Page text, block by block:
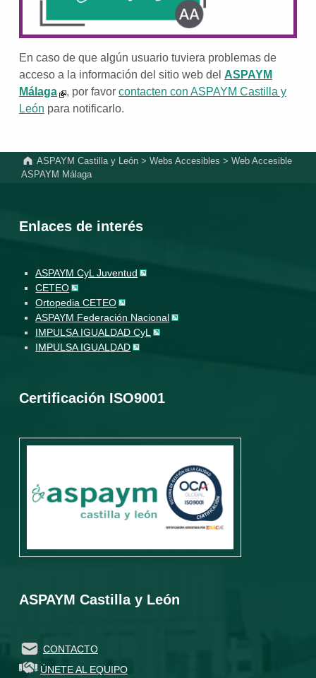
En caso de que algún usuario tuviera problemas de
acceso a la información del sitio web del ASPAYM
Málaga
, por favor contacten con ASPAYM Castilla y
León para notificarlo.
ASPAYM Castilla y León >Webs Accesibles >Web Accesible
ASPAYM Málaga
Enlaces de interés
ASPAYM CyL Juventud
CETEO
Ortopedia CETEO
ASPAYM Federación Nacional
IMPULSA IGUALDAD CyL
IMPULSA IGUALDAD
Certificación ISO9001
ASPAYM Castilla y León
CONTACTO
ÚNETE AL EQUIPO